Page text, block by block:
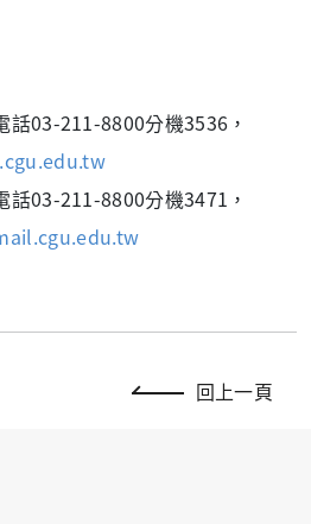
話03-211-8800分機3536，
話03-211-8800分機3471，
回上一頁